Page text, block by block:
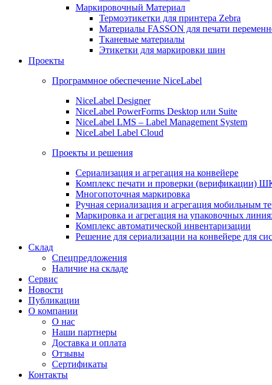
Маркировочный Материал
Термоэтикетки для принтера Zebra
Материалы FASSON для печати
Тканевые материалы
Этикетки для маркировки шин
Проекты
Программное обеспечение NiceLabel
NiceLabel Designer
NiceLabel PowerForms Desktop или Suite
NiceLabel LMS – Label Management System
NiceLabel Label Cloud
Проекты и решения
Сериализация и агрегация на конвейере
Комплекс печати и проверки (верификации)
Многопоточная маркировка
Ручная сериализация и агрегация мобильным
Маркировка и агрегация на упаковочных
Комплекс автоматической инвентаризации
Решение для сериализации на конвейере для
Склад
Спецпредложения
Наличие на складе
Сервис
Новости
Публикации
О компании
О нас
Наши партнеры
Доставка и оплата
Отзывы
Сертификаты
Контакты